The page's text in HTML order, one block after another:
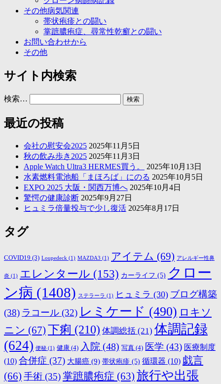
その他病気関連
帯状疱疹との闘い
掌蹠膿疱症、尋常性乾癬との闘い
お問い合わせから
その他
サイト内検索
検索…
最近の投稿
会社の慰安会2025 2025年11月5日
秋の飲み歩き2025 2025年11月3日
Apple Watch Ultra3 HERMES買う。
2025年10月13日
水素燃料電池船「まほろば」にのる 2025年10月5日
EXPO 2025 大阪・関西万博へ 2025年10月4日
驚愕の健康診断 2025年9月27日
ヒュミラ倍量投与で少し復活 2025年8月17日
タグ
COVID19 (3) Loupedeck (1) MAZDA3 (1) アイテム (69) アレルギー性鼻
炎 (1) エレンタール (153) カーライフ (5) クロー
ン病 (1408) ステラーラ (1) ヒュミラ (30) ブログ構築
(38) ラコール (32) レミケード (490) ロキソ
ニン (67) 下痢 (210) 体調総括 (21) 体調記録
(624) 便秘 (1) 健康 (4) 入院 (48) 写真 (4) 医学 (43) 医療制度
(10) 合併症 (37) 大腸癌 (9) 帯状疱疹 (5) 循環器 (10) 戯言
(66) 手術 (35)掌蹠膿疱症 (63) 旅行や出張